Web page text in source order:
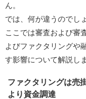
ん。
では、何が違うのでし
ここでは審査および審
よびファクタリングや
す影響について解説しま
ファクタリングは売
より資金調達